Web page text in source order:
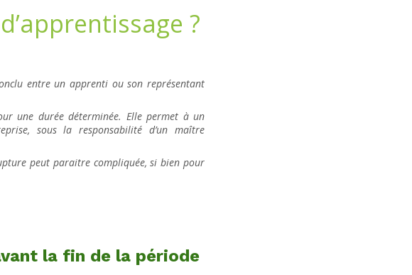
?
entre un apprenti ou son représentant
une durée déterminée. Elle permet à un
sous la responsabilité d’un maître
peut paraitre compliquée, si bien pour
la fin de la période